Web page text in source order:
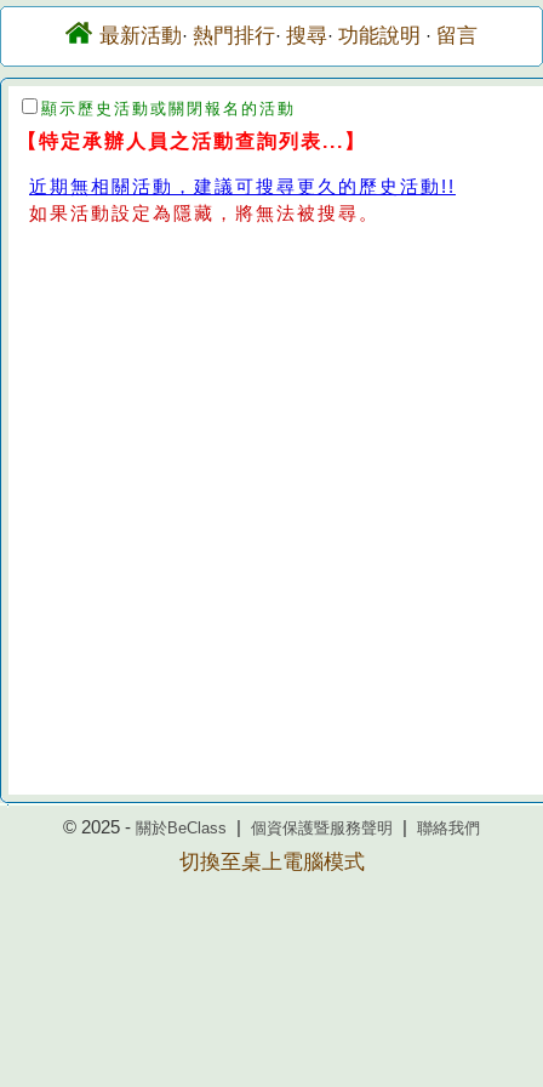
最新活動· 熱門排行· 搜尋· 功能說明 · 留言
顯示歷史活動或關閉報名的活動
【特定承辦人員之活動查詢列表...】
近期無相關活動，建議可搜尋更久的歷史活動!!
如果活動設定為隱藏，將無法被搜尋。
© 2025 - 關於BeClass 個資保護暨服務聲明 聯絡我們
切換至桌上電腦模式